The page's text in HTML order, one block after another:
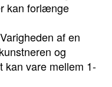
kan forlænge
af en
og
kan vare mellem 1-